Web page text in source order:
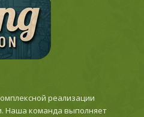
реализации
Наша команда выполняет